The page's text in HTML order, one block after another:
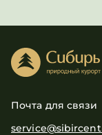
Почта для связи